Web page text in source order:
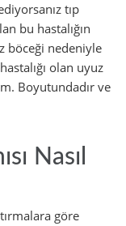
tıp
bu hastalığın
böceği nedeniyle
olan uyuz
Boyutundadır ve
Nasıl
göre